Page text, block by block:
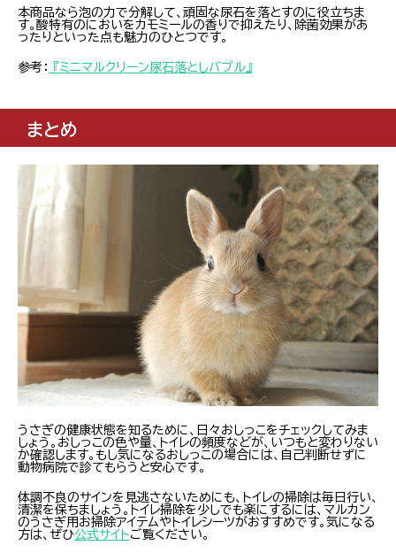
本商品なら泡の力で分解して、頑固な尿石を落とすのに役立ちま
す。酸特有のにおいをカモミールの香りで抑えたり、除菌効果があ
ったりといった点も魅力のひとつです。
参考： 『ミニマルクリーン尿石落としバブル』
まとめ
うさぎの健康状態を知るために、日々おしっこをチェックしてみま
しょう。おしっこの色や量、トイレの頻度などが、いつもと変わりない
か確認します。もし気になるおしっこの場合には、自己判断せずに
動物病院で診てもらうと安心です。
体調不良のサインを見逃さないためにも、トイレの掃除は毎日行い、
清潔を保ちましょう。トイレ掃除を少しでも楽にするには、マルカン
のうさぎ用お掃除アイテムやトイレシーツがおすすめです。気になる
方は、ぜひ公式サイトご覧ください。